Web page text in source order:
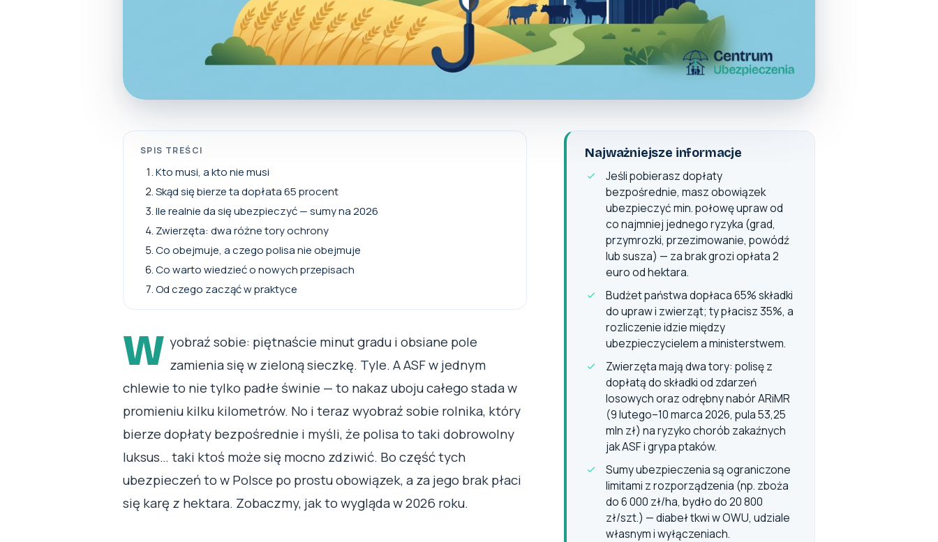
SPIS TREŚCI
Kto musi, a kto nie musi
Skąd się bierze ta dopłata 65 procent
Ile realnie da się ubezpieczyć — sumy na 2026
Zwierzęta: dwa różne tory ochrony
Co obejmuje, a czego polisa nie obejmuje
Co warto wiedzieć o nowych przepisach
Od czego zacząć w praktyce
W yobraź sobie: piętnaście minut gradu i obsiane pole
zamienia się w zieloną sieczkę. Tyle. A ASF w jednym
chlewie to nie tylko padłe świnie — to nakaz uboju całego stada w
promieniu kilku kilometrów. No i teraz wyobraź sobie rolnika, który
bierze dopłaty bezpośrednie i myśli, że polisa to taki dobrowolny
luksus… taki ktoś może się mocno zdziwić. Bo część tych
ubezpieczeń to w Polsce po prostu obowiązek, a za jego brak płaci
się karę z hektara. Zobaczmy, jak to wygląda w 2026 roku.
Najważniejsze informacje
Jeśli pobierasz dopłaty
bezpośrednie, masz obowiązek
ubezpieczyć min. połowę upraw od
co najmniej jednego ryzyka (grad,
przymrozki, przezimowanie, powódź
lub susza) — za brak grozi opłata 2
euro od hektara.
Budżet państwa dopłaca 65% składki
do upraw i zwierząt; ty płacisz 35%, a
rozliczenie idzie między
ubezpieczycielem a ministerstwem.
Zwierzęta mają dwa tory: polisę z
dopłatą do składki od zdarzeń
losowych oraz odrębny nabór ARiMR
(9 lutego–10 marca 2026, pula 53,25
mln zł) na ryzyko chorób zakaźnych
jak ASF i grypa ptaków.
Sumy ubezpieczenia są ograniczone
limitami z rozporządzenia (np. zboża
do 6 000 zł/ha, bydło do 20 800
zł/szt.) — diabeł tkwi w OWU, udziale
własnym i wyłączeniach.